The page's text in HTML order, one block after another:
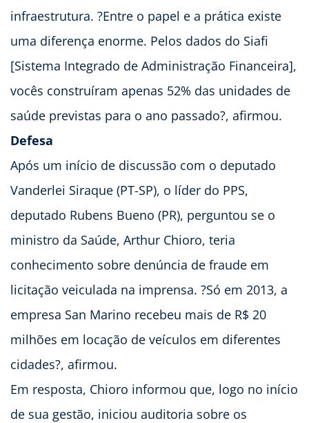
infraestrutura. ?Entre o papel e a prática existe
uma diferença enorme. Pelos dados do Siafi
[Sistema Integrado de Administração Financeira],
vocês construíram apenas 52% das unidades de
saúde previstas para o ano passado?, afirmou.
Defesa
Após um início de discussão com o deputado
Vanderlei Siraque (PT-SP), o líder do PPS,
deputado Rubens Bueno (PR), perguntou se o
ministro da Saúde, Arthur Chioro, teria
conhecimento sobre denúncia de fraude em
licitação veiculada na imprensa. ?Só em 2013, a
empresa San Marino recebeu mais de R$ 20
milhões em locação de veículos em diferentes
cidades?, afirmou.
Em resposta, Chioro informou que, logo no início
de sua gestão, iniciou auditoria sobre os